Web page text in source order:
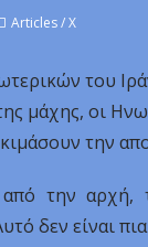
Articles / X
του
μάχης, οι
την
την αρχή,
δεν είναι